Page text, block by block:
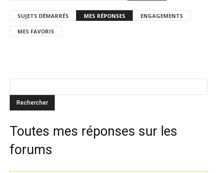
SUJETS DÉMARRÉS MES RÉPONSES ENGAGEMENTS
MES FAVORIS
Toutes mes réponses sur les
forums